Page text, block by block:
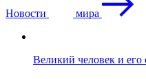
Новости мира
Великий человек и